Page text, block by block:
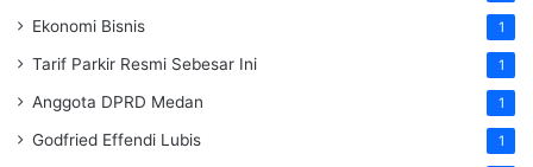
Ekonomi Bisnis 1
Tarif Parkir Resmi Sebesar Ini 1
Anggota DPRD Medan 1
Godfried Effendi Lubis 1